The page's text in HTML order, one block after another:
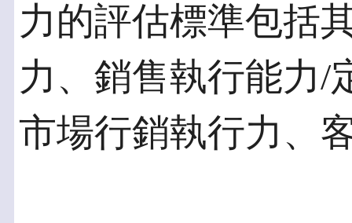
力的評估標準包括
力、銷售執行能力/
市場行銷執行力、